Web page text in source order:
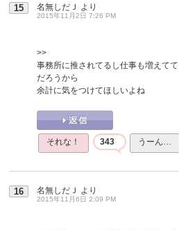
15 名無しだＪ より
2015年11月2日 7:26 PM
>>
事務所に推されてるし仕事も増えて
だろうから
余計に気をつけてほしいよね
それな！ 343 うーん…
16 名無しだＪ より
2015年11月6日 2:09 PM